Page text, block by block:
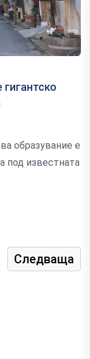
образувание е
под известната
Следваща